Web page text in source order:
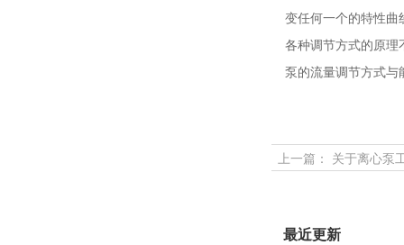
变任何一个的特性曲
各种调节方式的原理
泵的流量调节方式与
上一篇： 关于离心泵
最近更新